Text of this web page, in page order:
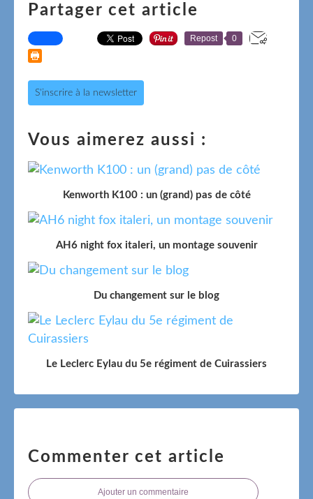
Partager cet article
Repost 0
S'inscrire à la newsletter
Vous aimerez aussi :
Kenworth K100 : un (grand) pas de côté
AH6 night fox italeri, un montage souvenir
Du changement sur le blog
Le Leclerc Eylau du 5e régiment de Cuirassiers
Commenter cet article
Ajouter un commentaire